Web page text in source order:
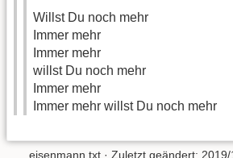
Willst Du noch mehr
Immer mehr
Immer mehr
willst Du noch mehr
Immer mehr
Immer mehr willst Du noch mehr
eisenmann.txt · Zuletzt geändert: